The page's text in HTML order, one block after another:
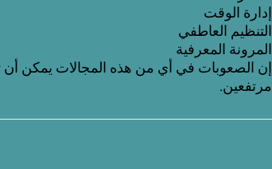
إدارة الوقت
التنظيم العاطفي
المرونة المعرفية
إن الصعوبات في أي من هذه المجالات يمكن أن
مرتفعين.